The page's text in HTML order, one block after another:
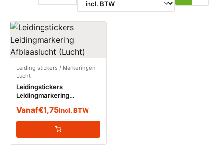
Leiding stickers / Markeringen ·
Lucht
Leidingstickers
Leidingmarkering
Vanaf€1,75incl. BTW